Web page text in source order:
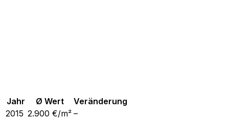
Jahr Ø Wert
Veränderung
2015 2.900 €/m² –